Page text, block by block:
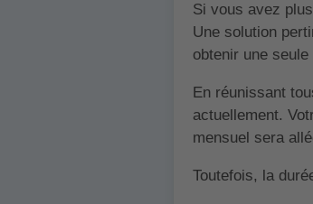
Si vous avez
Une solution
obtenir une seule
En réunissant
actuellement.
mensuel sera
Toutefois, la